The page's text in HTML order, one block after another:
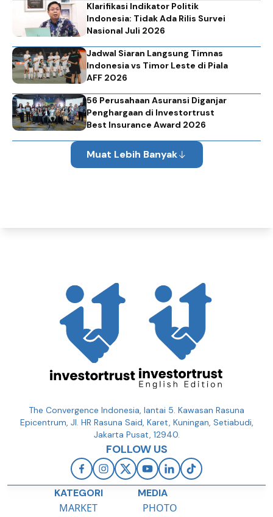
Klarifikasi Indikator Politik
Indonesia: Tidak Ada Rilis Survei
Nasional Juli 2026
Jadwal Siaran Langsung Timnas
Indonesia vs Timor Leste di Piala
AFF 2026
56 Perusahaan Asuransi Diganjar
Penghargaan di Investortrust
Best Insurance Award 2026
Muat Lebih Banyak
The Convergence Indonesia, lantai 5. Kawasan Rasuna
Epicentrum, Jl. HR Rasuna Said, Karet, Kuningan, Setiabudi,
Jakarta Pusat, 12940.
FOLLOW US
KATEGORI
MARKET
MEDIA
PHOTO